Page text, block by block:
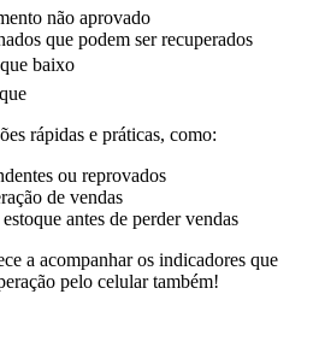
não aprovado
que podem ser recuperados
baixo
rápidas e práticas, como:
ou reprovados
de vendas
antes de perder vendas
a acompanhar os indicadores que
pelo celular também!